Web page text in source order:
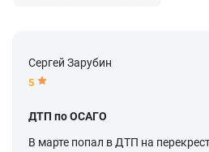
Сергей Зарубин
5
ДТП по ОСАГО
В марте попал в ДТП на